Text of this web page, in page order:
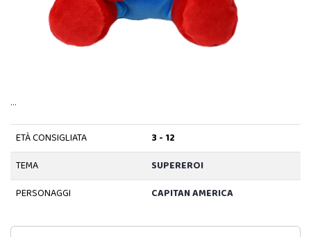
…
ETÀ CONSIGLIATA
3 - 12
TEMA
SUPEREROI
PERSONAGGI
CAPITAN AMERICA